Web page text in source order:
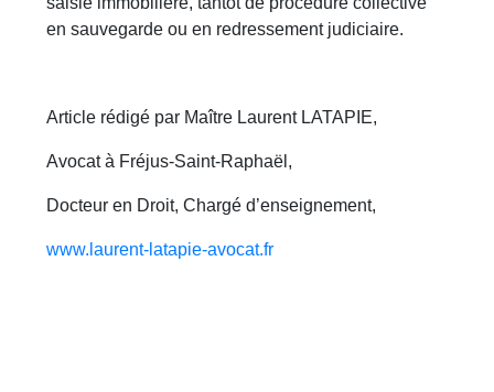
en sauvegarde ou en redressement judiciaire.
Article rédigé par Maître Laurent LATAPIE,
Avocat à Fréjus-Saint-Raphaël,
Docteur en Droit, Chargé d’enseignement,
www.laurent-latapie-avocat.fr